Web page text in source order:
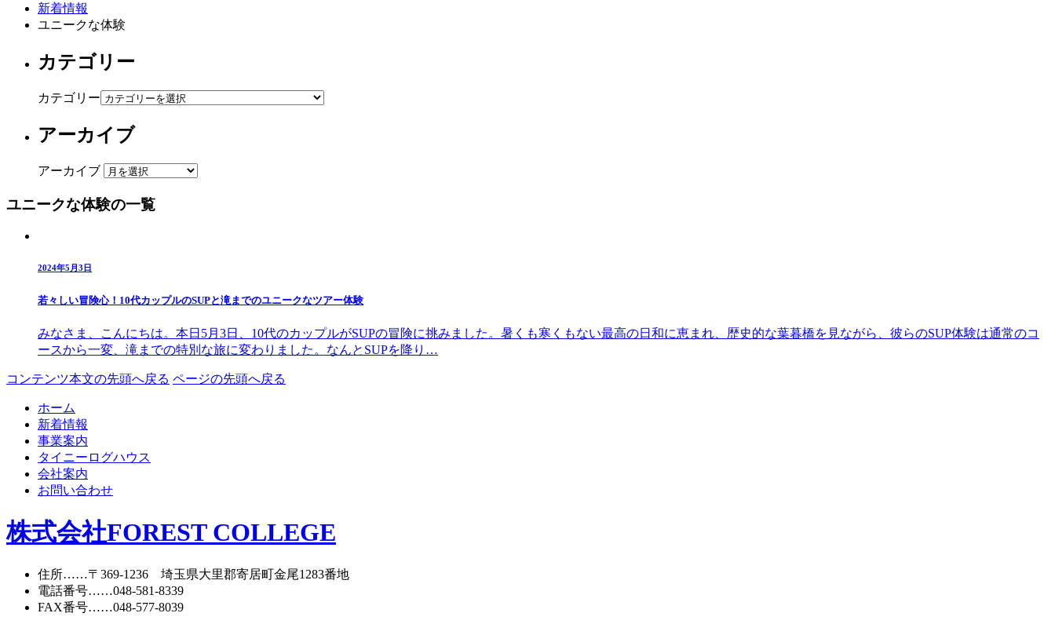
新着情報
ユニークな体験
カテゴリー
カテゴリー
アーカイブ
アーカイブ
ユニークな体験の一覧
2024年5月3日
若々しい冒険心！10代カップルのSUPと滝までのユニークなツアー体験
みなさま、こんにちは。本日5月3日、10代のカップルがSUPの冒険に挑みました。暑くも寒くもない最高の日和に恵まれ、歴史的な葉暮橋を見ながら、彼らのSUP体験は通常のコ
ースから一変、滝までの特別な旅に変わりました。なんとSUPを降り…
コンテンツ本文の先頭へ戻る ページの先頭へ戻る
ホーム
新着情報
事業案内
タイニーログハウス
会社案内
お問い合わせ
株式会社FOREST COLLEGE
住所……〒369-1236 埼玉県大里郡寄居町 金尾1283番地
電話番号……048-581-8339
FAX番号……048-577-8039